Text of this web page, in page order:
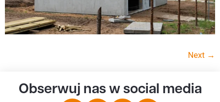
Next →
Obserwuj nas w social media